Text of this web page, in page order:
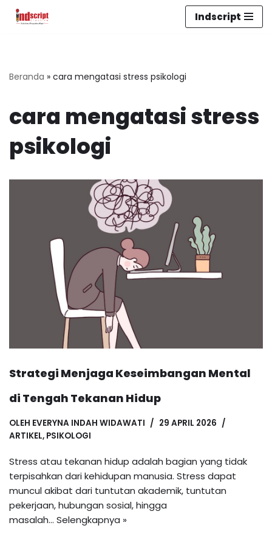
Indscript
Beranda » cara mengatasi stress psikologi
cara mengatasi stress
psikologi
Strategi Menjaga Keseimbangan Mental
di Tengah Tekanan Hidup
OLEH EVERYNA INDAH WIDAWATI
29 APRIL 2026
ARTIKEL, PSIKOLOGI
Stress atau tekanan hidup adalah bagian yang tidak
terpisahkan dari kehidupan manusia. Stress dapat
muncul akibat dari tuntutan akademik, tuntutan
pekerjaan, hubungan sosial, hingga
masalah… Selengkapnya »